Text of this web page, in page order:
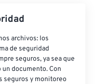
archivos: los
de seguridad
seguros, ya sea que
documento. Con
seguros y monitoreo